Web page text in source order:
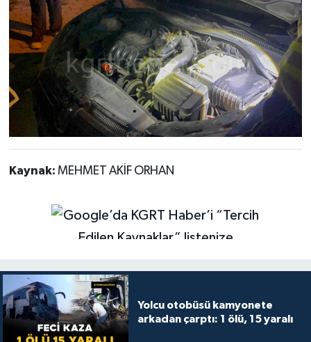
Kaynak: MEHMET AKİF ORHAN
Yolcu otobüsü kamyonete
arkadan çarptı: 1 ölü, 15 yaralı